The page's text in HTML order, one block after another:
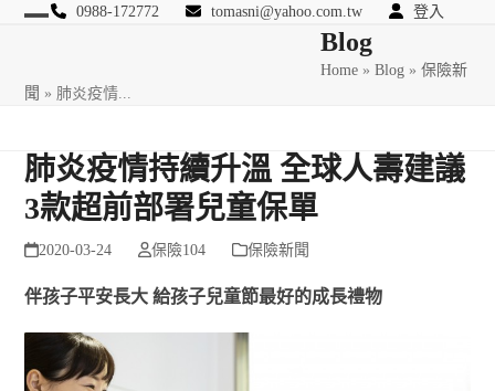
Skip
0988-172772 tomasni@yahoo.com.tw 登入
匯豐國際風險管理顧問Blog
Home »Blog »保險新
聞 » 肺炎疫情...
肺炎疫情持續升溫 全球人壽建議
3款超前部署兒童保單
2020-03-24 保險104 保險新聞
伴孩子平安長大 給孩子兒童節最好的成長禮物